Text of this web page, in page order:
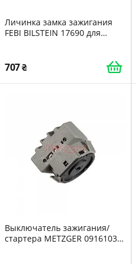
Личинка замка зажигания
FEBI BILSTEIN 17690 для
707
Выключатель зажигания/
стартера METZGER 09161034